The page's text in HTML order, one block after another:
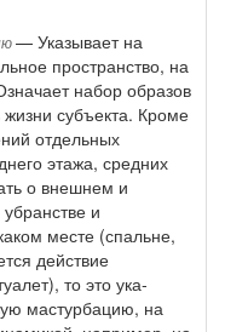
— Указывает на
пространство, на
набор образов
субъекта. Кроме
отдельных
этажа, средних
о внеш­нем и
и
месте (спальне,
действие
то это ука­
мастурбацию, на